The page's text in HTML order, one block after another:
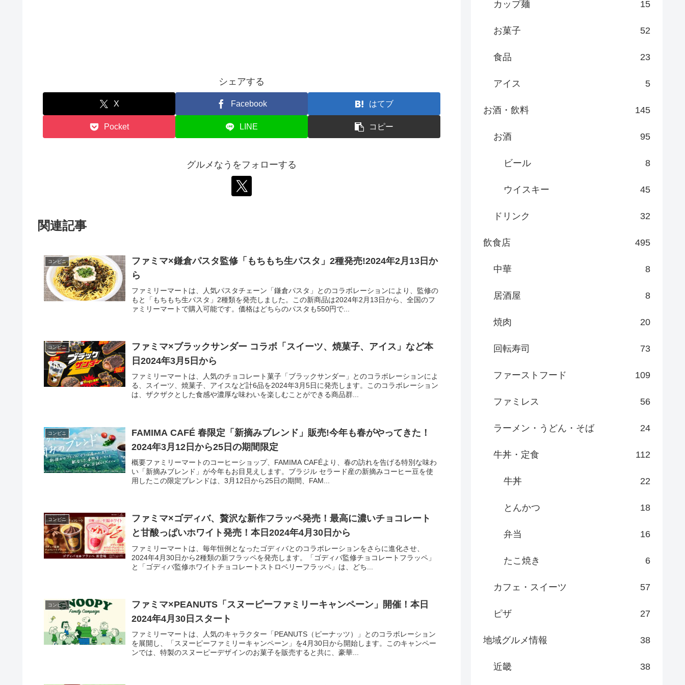
シェアする
X Facebook はてブ
Pocket LINE コピー
グルメなうをフォローする
関連記事
コンビニ
ファミマ×鎌倉パスタ監修「もちもち生パスタ」2種発売!2024年2月13日か
ら
ファミリーマートは、人気パスタチェーン「鎌倉パスタ」とのコラボレーションにより、監修の
もと「もちもち生パスタ」2種類を発売しました。この新商品は2024年2月13日から、全国のフ
ァミリーマートで購入可能です。価格はどちらのパスタも550円で...
コンビニ
ファミマ×ブラックサンダー コラボ「スイーツ、焼菓子、アイス」など本
日2024年3月5日から
ファミリーマートは、人気のチョコレート菓子「ブラックサンダー」とのコラボレーションによ
る、スイーツ、焼菓子、アイスなど計6品を2024年3月5日に発売します。このコラボレーション
は、ザクザクとした食感や濃厚な味わいを楽しむことができる商品群...
コンビニ
FAMIMA CAFÉ 春限定「新摘みブレンド」販売!今年も春がやってきた！
2024年3月12日から25日の期間限定
概要ファミリーマートのコーヒーショップ、FAMIMA CAFÉより、春の訪れを告げる特別な味わ
い「新摘みブレンド」が今年もお目見えします。ブラジル セラード産の新摘みコーヒー豆を使
用したこの限定ブレンドは、3月12日から25日の期間、FAM...
コンビニ
ファミマ×ゴディバ、贅沢な新作フラッペ発売！最高に濃いチョコレート
と甘酸っぱいホワイト発売！本日2024年4月30日から
ファミリーマートは、毎年恒例となったゴディバとのコラボレーションをさらに進化させ、
2024年4月30日から2種類の新フラッペを発売します。「ゴディバ監修チョコレートフラッペ」
と「ゴディバ監修ホワイトチョコレートストロベリーフラッペ」は、どち...
コンビニ
ファミマ×PEANUTS「スヌーピーファミリーキャンペーン」開催！本日
2024年4月30日スタート
ファミリーマートは、人気のキャラクター「PEANUTS（ピーナッツ）」とのコラボレーション
を展開し、「スヌーピーファミリーキャンペーン」を4月30日から開始します。このキャンペー
ンでは、特製のスヌーピーデザインのお菓子を販売すると共に、豪華...
カップ麺 15
お菓子 52
食品 23
アイス 5
お酒・飲料 145
お酒 95
ビール 8
ウイスキー 45
ドリンク 32
飲食店 495
中華 8
居酒屋 8
焼肉 20
回転寿司 73
ファーストフード 109
ファミレス 56
ラーメン・うどん・そば 24
牛丼・定食 112
牛丼 22
とんかつ 18
弁当 16
たこ焼き 6
カフェ・スイーツ 57
ピザ 27
地域グルメ情報 38
近畿 38